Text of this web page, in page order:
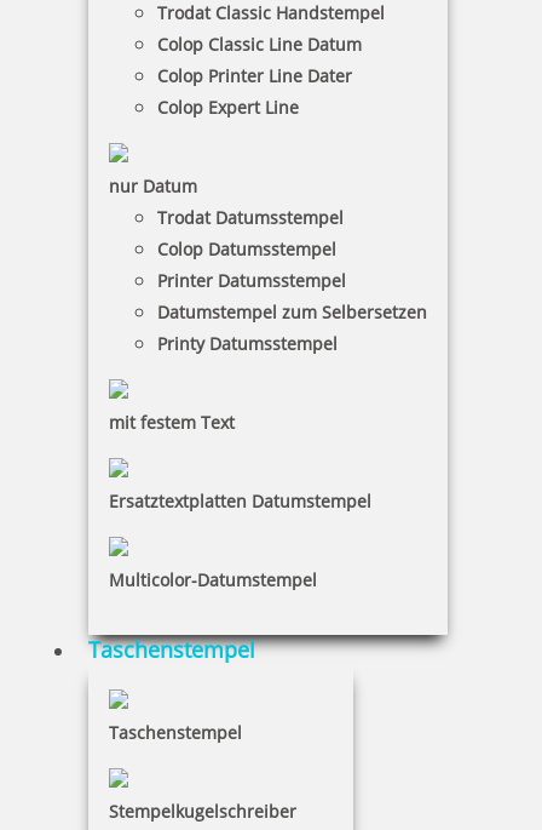
Trodat Classic Handstempel
Colop Classic Line Datum
Colop Printer Line Dater
Colop Expert Line
nur Datum
Trodat Datumsstempel
Colop Datumsstempel
Printer Datumsstempel
Datumstempel zum Selbersetzen
Printy Datumsstempel
mit festem Text
Ersatztextplatten Datumstempel
Multicolor-Datumstempel
Taschenstempel
Taschenstempel
Stempelkugelschreiber
239,00 €
Jetzt gestalten
Auffangschale für Kugelbahn